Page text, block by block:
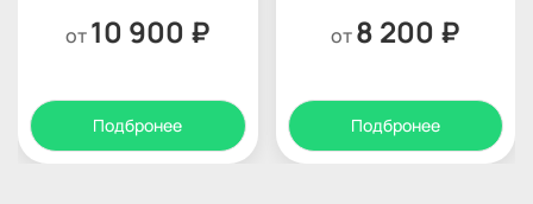
от10 900 ₽
Подбронее
от8 200 ₽
Подбронее